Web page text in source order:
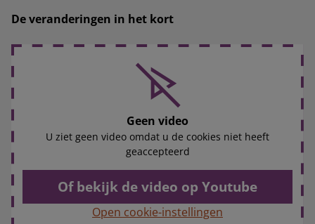
De veranderingen in het kort
Geen video
U ziet geen video omdat u de cookies niet heeft
geaccepteerd
Of bekijk de video op Youtube
Open cookie-instellingen